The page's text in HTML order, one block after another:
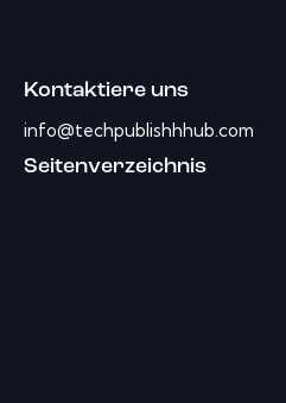
Kontaktiere uns
info@techpublishhhub.com
Seitenverzeichnis